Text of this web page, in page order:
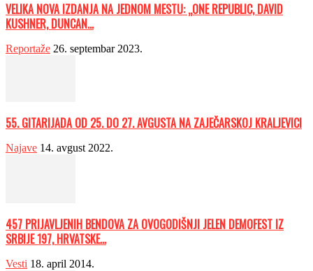
VELIKA NOVA IZDANJA NA JEDNOM MESTU: „ONE REPUBLIC, DAVID
KUSHNER, DUNCAN...
Reportaže 26. septembar 2023.
55. GITARIJADA OD 25. DO 27. AVGUSTA NA ZAJEČARSKOJ KRALJEVICI
Najave 14. avgust 2022.
457 PRIJAVLJENIH BENDOVA ZA OVOGODIŠNJI JELEN DEMOFEST IZ
SRBIJE 197, HRVATSKE...
Vesti 18. april 2014.